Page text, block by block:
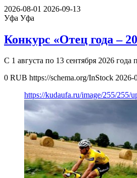
2026-08-01 2026-09-13
Уфа Уфа
Конкурс «Отец года –
С 1 августа по 13 сентября 2026
0 RUB https://schema.org/InStock 2026-
https://kudaufa.ru/image/255/255/